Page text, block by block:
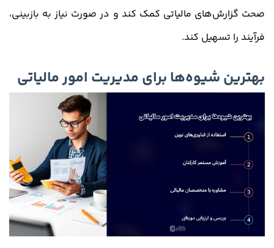
صحت گزارش‌های مالیاتی کمک کند و در صورت نیاز به بازبینی،
فرآیند را تسهیل کند.
بهترین شیوه‌ها برای مدیریت امور مالیاتی